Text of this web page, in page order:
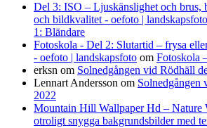
Del 3: ISO – Ljuskänslighet och brus,
och bildkvalitet - oefoto | landskapsfoto
1: Bländare
Fotoskola - Del 2: Slutartid – frysa
- oefoto | landskapsfoto om Fotoskola
erksn om Solnedgången vid Rödhäll
Lennart Andersson om Solnedgången
2022
Mountain Hill Wallpaper Hd – Nature
otroligt snygga bakgrundsbilder med